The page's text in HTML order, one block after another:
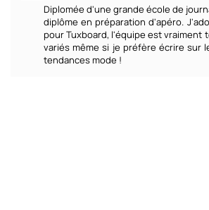
Diplomée d'une grande école de
diplôme en préparation d'apéro.
pour Tuxboard, l'équipe est vraiment
variés même si je préfère écrire sur
tendances mode !